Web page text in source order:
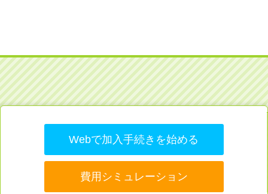
Webで加入手続きを始める
費用シミュレーション